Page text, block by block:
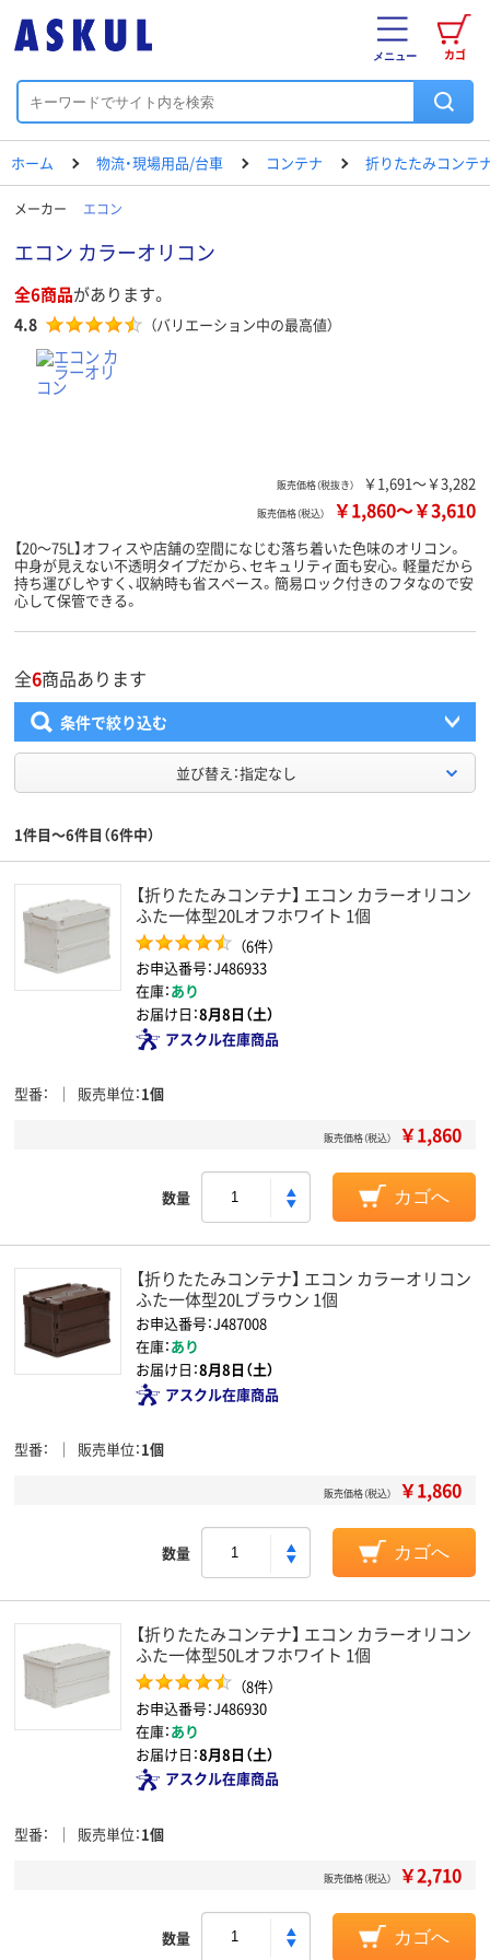
カゴ
メニュー
ホーム 物流・現場用品/台車 コンテナ 折りたたみコンテナ
メーカー エコン
エコン カラーオリコン
全6商品があります。
4.8 （バリエーション中の最高値）
販売価格（税抜き） ￥1,691～￥3,282
販売価格（税込） ￥1,860～￥3,610
【20～75L】オフィスや店舗の空間になじむ落ち着いた色味のオリコン。
中身が見えない不透明タイプだから、セキュリティ面も安心。軽量だから
持ち運びしやすく、収納時も省スペース。簡易ロック付きのフタなので安
心して保管できる。
全6商品あります
条件で絞り込む
並び替え：指定なし
1件目～6件目（6件中）
【折りたたみコンテナ】 エコン カラーオリコン
ふた一体型20Lオフホワイト 1個
（6件）
お申込番号：J486933
在庫：あり
お届け日：8月8日（土）
アスクル在庫商品
型番 販売単位 1個
販売価格（税込） ￥1,860
数量 カゴへ
【折りたたみコンテナ】 エコン カラーオリコン
ふた一体型20Lブラウン 1個
お申込番号：J487008
在庫：あり
お届け日：8月8日（土）
アスクル在庫商品
型番 販売単位 1個
販売価格（税込） ￥1,860
数量 カゴへ
【折りたたみコンテナ】 エコン カラーオリコン
ふた一体型50Lオフホワイト 1個
（8件）
お申込番号：J486930
在庫：あり
お届け日：8月8日（土）
アスクル在庫商品
型番 販売単位 1個
販売価格（税込） ￥2,710
数量 カゴへ